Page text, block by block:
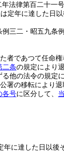
法律第百二十一
定年に達した日
三二・昭五九条
者であつて任命
二条の規定により
他の法令の規定
署の移転により
各号に区分して、
に達した日以後